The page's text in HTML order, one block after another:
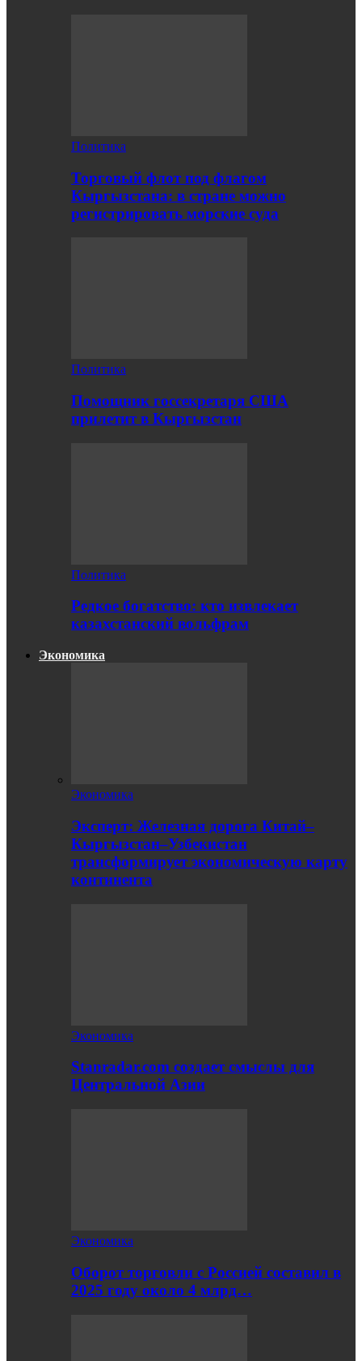
Политика
Торговый флот под флагом
Кыргызстана: в стране можно
регистрировать морские суда
Политика
Помощник госсекретаря США
прилетит в Кыргызстан
Политика
Редкое богатство: кто извлекает
казахстанский вольфрам
Экономика
Экономика
Эксперт: Железная дорога Китай–
Кыргызстан–Узбекистан
трансформирует экономическую карту
континента
Экономика
Stanradar.com создает смыслы для
Центральной Азии
Экономика
Оборот торговли с Россией составил в
2025 году около 4 млрд…